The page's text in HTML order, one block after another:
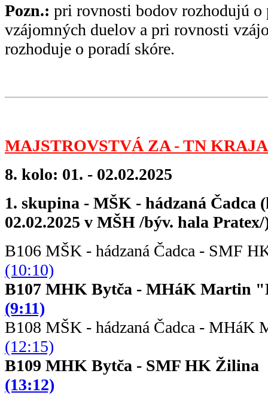
Pozn.: pri rovnosti bodov rozhodujú o
vzájomných duelov a pri rovnosti
rozhoduje o poradí skóre.
MAJSTROVSTVÁ ZA - TN
8. kolo: 01. - 02.02.2025
1. skupina - MŠK - hádzaná Čadca
02.02.2025 v MŠH /býv. hala Pratex/
B106 MŠK - hádzaná Čadca -
(10:10)
B107 MHK Bytča - MHáK
(9:11)
B108 MŠK - hádzaná Čadca -
(12:15)
B109 MHK Bytča - SMF
(13:12)